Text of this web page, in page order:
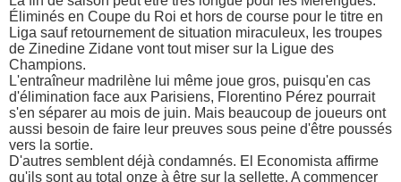
Éliminés en Coupe du Roi et hors de course pour le titre en
Liga sauf retournement de situation miraculeux, les troupes
de Zinedine Zidane vont tout miser sur la Ligue des
Champions.
L'entraîneur madrilène lui même joue gros, puisqu'en cas
d'élimination face aux Parisiens, Florentino Pérez pourrait
s'en séparer au mois de juin. Mais beaucoup de joueurs ont
aussi besoin de faire leur preuves sous peine d'être poussés
vers la sortie.
D'autres semblent déjà condamnés. El Economista affirme
qu'ils sont au total onze à être sur la sellette. A commencer